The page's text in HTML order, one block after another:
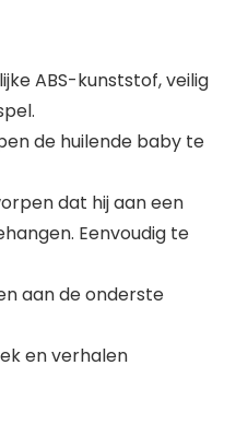
ABS-kunststof, veilig
de huilende baby te
dat hij aan een
Eenvoudig te
aan de onderste
en verhalen